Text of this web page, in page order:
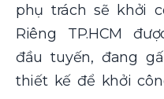
phụ trách sẽ khởi
Riêng TP.HCM
đầu tuyến, đang
thiết kế để khởi